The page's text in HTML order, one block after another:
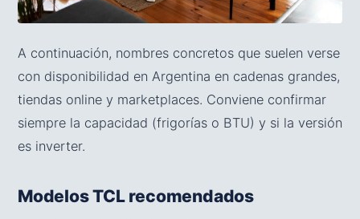
A continuación, nombres concretos que suelen verse
con disponibilidad en Argentina en cadenas grandes,
tiendas online y marketplaces. Conviene confirmar
siempre la capacidad (frigorías o BTU) y si la versión
es inverter.
Modelos TCL recomendados